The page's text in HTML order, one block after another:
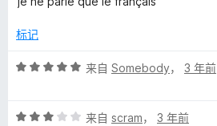
/标记
评
/
来自 Somebody， 3 年前
评
来自 scram， 3 年前